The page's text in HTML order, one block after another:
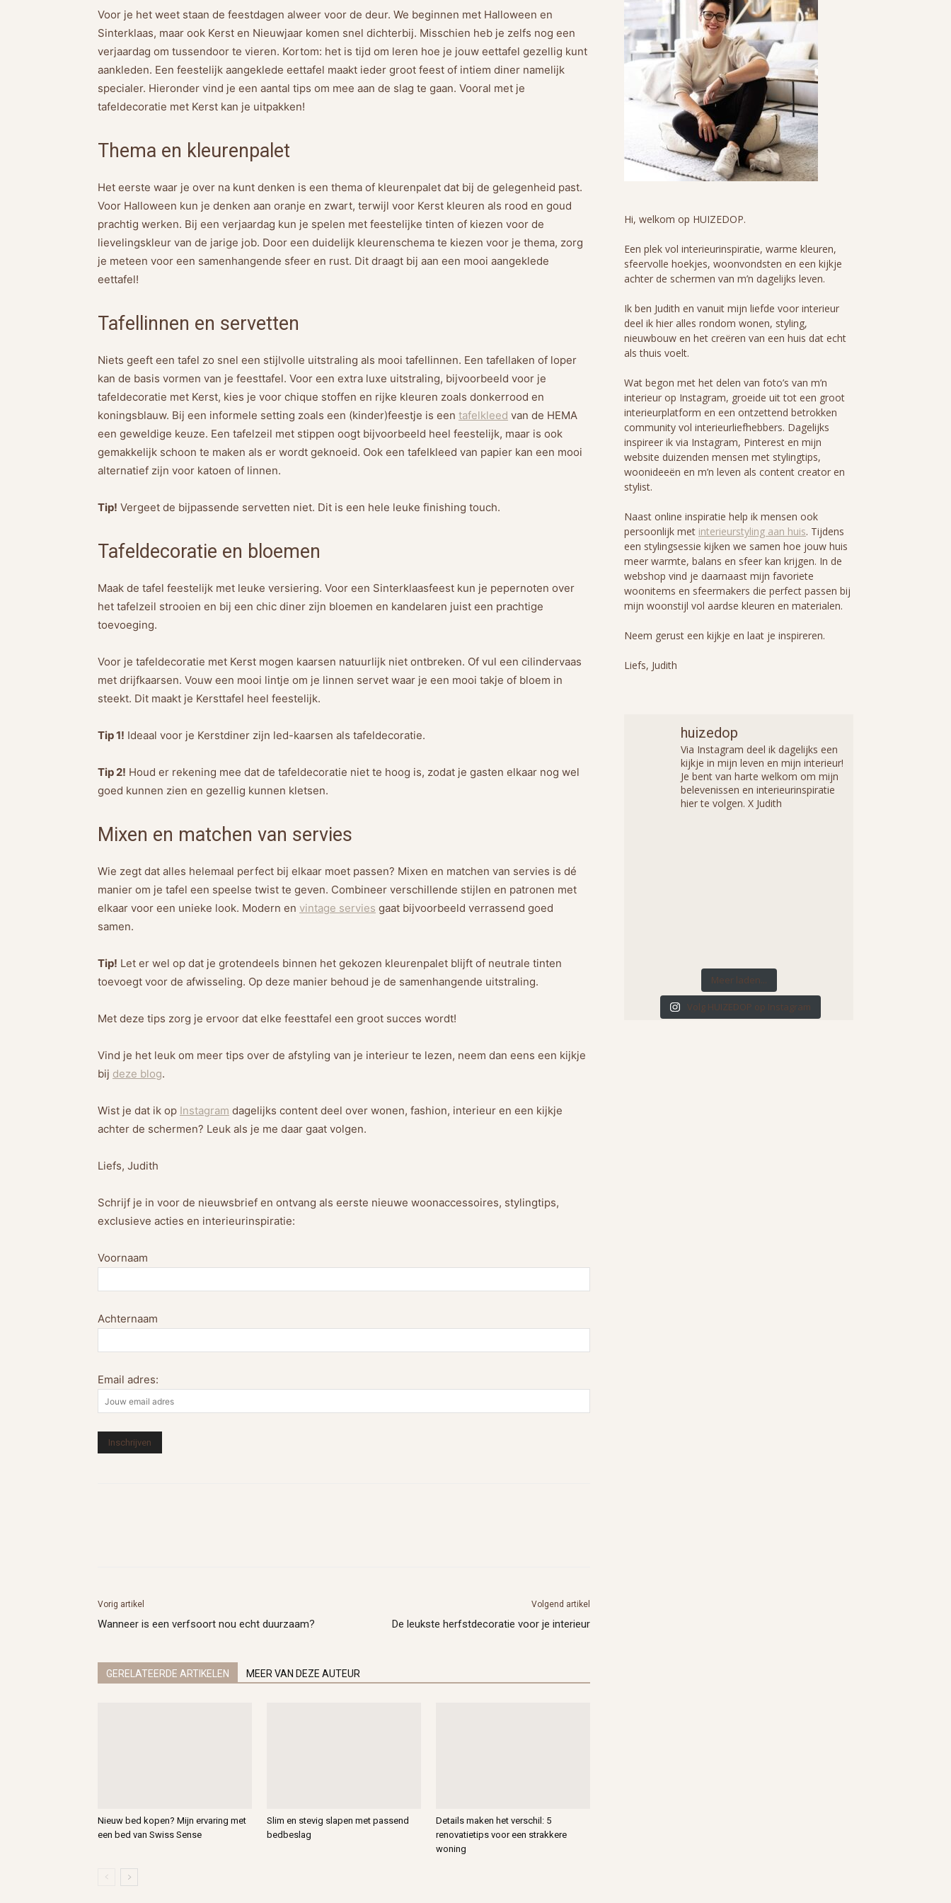
Voor je het weet staan de feestdagen alweer voor de deur. We beginnen met Halloween en
Sinterklaas, maar ook Kerst en Nieuwjaar komen snel dichterbij. Misschien heb je zelfs nog een
verjaardag om tussendoor te vieren. Kortom: het is tijd om leren hoe je jouw eettafel gezellig kunt
aankleden. Een feestelijk aangeklede eettafel maakt ieder groot feest of intiem diner namelijk
specialer. Hieronder vind je een aantal tips om mee aan de slag te gaan. Vooral met je
tafeldecoratie met Kerst kan je uitpakken!
Thema en kleurenpalet
Het eerste waar je over na kunt denken is een thema of kleurenpalet dat bij de gelegenheid past.
Voor Halloween kun je denken aan oranje en zwart, terwijl voor Kerst kleuren als rood en goud
prachtig werken. Bij een verjaardag kun je spelen met feestelijke tinten of kiezen voor de
lievelingskleur van de jarige job. Door een duidelijk kleurenschema te kiezen voor je thema, zorg
je meteen voor een samenhangende sfeer en rust. Dit draagt bij aan een mooi aangeklede
eettafel!
Tafellinnen en servetten
Niets geeft een tafel zo snel een stijlvolle uitstraling als mooi tafellinnen. Een tafellaken of loper
kan de basis vormen van je feesttafel. Voor een extra luxe uitstraling, bijvoorbeeld voor je
tafeldecoratie met Kerst, kies je voor chique stoffen en rijke kleuren zoals donkerrood en
koningsblauw. Bij een informele setting zoals een (kinder)feestje is een tafelkleed van de HEMA
een geweldige keuze. Een tafelzeil met stippen oogt bijvoorbeeld heel feestelijk, maar is ook
gemakkelijk schoon te maken als er wordt geknoeid. Ook een tafelkleed van papier kan een mooi
alternatief zijn voor katoen of linnen.
Tip! Vergeet de bijpassende servetten niet. Dit is een hele leuke finishing touch.
Tafeldecoratie en bloemen
Maak de tafel feestelijk met leuke versiering. Voor een Sinterklaasfeest kun je pepernoten over
het tafelzeil strooien en bij een chic diner zijn bloemen en kandelaren juist een prachtige
toevoeging.
Voor je tafeldecoratie met Kerst mogen kaarsen natuurlijk niet ontbreken. Of vul een cilindervaas
met drijfkaarsen. Vouw een mooi lintje om je linnen servet waar je een mooi takje of bloem in
steekt. Dit maakt je Kersttafel heel feestelijk.
Tip 1! Ideaal voor je Kerstdiner zijn led-kaarsen als tafeldecoratie.
Tip 2! Houd er rekening mee dat de tafeldecoratie niet te hoog is, zodat je gasten elkaar nog wel
goed kunnen zien en gezellig kunnen kletsen.
Mixen en matchen van servies
Wie zegt dat alles helemaal perfect bij elkaar moet passen? Mixen en matchen van servies is dé
manier om je tafel een speelse twist te geven. Combineer verschillende stijlen en patronen met
elkaar voor een unieke look. Modern en vintage servies gaat bijvoorbeeld verrassend goed
samen.
Tip! Let er wel op dat je grotendeels binnen het gekozen kleurenpalet blijft of neutrale tinten
toevoegt voor de afwisseling. Op deze manier behoud je de samenhangende uitstraling.
Met deze tips zorg je ervoor dat elke feesttafel een groot succes wordt!
Vind je het leuk om meer tips over de afstyling van je interieur te lezen, neem dan eens een kijkje
bij deze blog.
Wist je dat ik op Instagram dagelijks content deel over wonen, fashion, interieur en een kijkje
achter de schermen? Leuk als je me daar gaat volgen.
Liefs, Judith
Schrijf je in voor de nieuwsbrief en ontvang als eerste nieuwe woonaccessoires, stylingtips,
exclusieve acties en interieurinspiratie:
Voornaam
Achternaam
Email adres:
Vorig artikel
Wanneer is een verfsoort nou echt duurzaam?
Volgend artikel
De leukste herfstdecoratie voor je interieur
GERELATEERDE ARTIKELEN MEER VAN DEZE AUTEUR
Nieuw bed kopen? Mijn ervaring met
een bed van Swiss Sense
Slim en stevig slapen met passend
bedbeslag
Details maken het verschil: 5
renovatietips voor een strakkere
woning
Hi, welkom op HUIZEDOP.
Een plek vol interieurinspiratie, warme kleuren,
sfeervolle hoekjes, woonvondsten en een kijkje
achter de schermen van m’n dagelijks leven.
Ik ben Judith en vanuit mijn liefde voor interieur
deel ik hier alles rondom wonen, styling,
nieuwbouw en het creëren van een huis dat echt
als thuis voelt.
Wat begon met het delen van foto’s van m’n
interieur op Instagram, groeide uit tot een groot
interieurplatform en een ontzettend betrokken
community vol interieurliefhebbers. Dagelijks
inspireer ik via Instagram, Pinterest en mijn
website duizenden mensen met stylingtips,
woonideeën en m’n leven als content creator en
stylist.
Naast online inspiratie help ik mensen ook
persoonlijk met interieurstyling aan huis. Tijdens
een stylingsessie kijken we samen hoe jouw huis
meer warmte, balans en sfeer kan krijgen. In de
webshop vind je daarnaast mijn favoriete
woonitems en sfeermakers die perfect passen bij
mijn woonstijl vol aardse kleuren en materialen.
Neem gerust een kijkje en laat je inspireren.
Liefs, Judith
huizedop
Via Instagram deel ik dagelijks een
kijkje in mijn leven en mijn interieur!
Je bent van harte welkom om mijn
belevenissen en interieurinspiratie
hier te volgen. X Judith
Meer laden...
Volg HUIZEDOP op Instagram